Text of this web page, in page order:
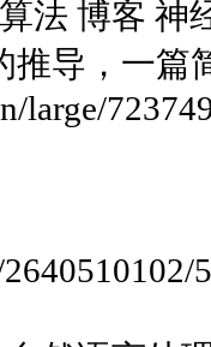
法 博客 神
导，一篇
large/